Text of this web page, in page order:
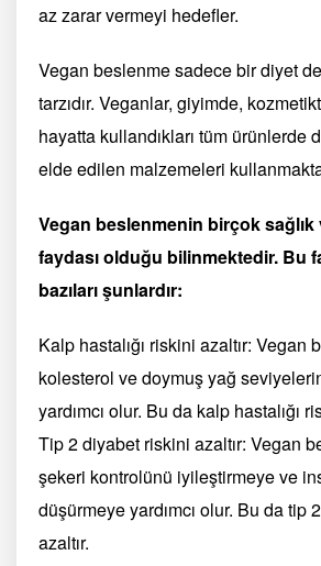
az zarar vermeyi hedefler.
Vegan beslenme sadece bir diyet
tarzıdır. Veganlar, giyimde,
hayatta kullandıkları tüm ürünlerde
elde edilen malzemeleri
Vegan beslenmenin birçok
faydası olduğu bilinmektedir. Bu
bazıları şunlardır:
Kalp hastalığı riskini azaltır: Vegan
kolesterol ve doymuş yağ
yardımcı olur. Bu da kalp hastalığı
Tip 2 diyabet riskini azaltır: Vegan
şekeri kontrolünü iyileştirmeye ve
düşürmeye yardımcı olur. Bu da tip
azaltır.